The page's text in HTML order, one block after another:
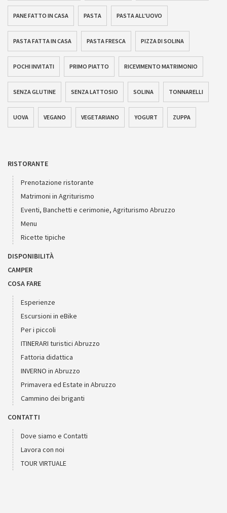
PANE FATTO IN CASA PASTA PASTA ALL'UOVO
PASTA FATTA IN CASA PASTA FRESCA PIZZA DI SOLINA
POCHI INVITATI PRIMO PIATTO RICEVIMENTO MATRIMONIO
SENZA GLUTINE SENZA LATTOSIO SOLINA TONNARELLI
UOVA VEGANO VEGETARIANO YOGURT ZUPPA
RISTORANTE
Prenotazione ristorante
Matrimoni in Agriturismo
Eventi, Banchetti e cerimonie, Agriturismo Abruzzo
Menu
Ricette tipiche
DISPONIBILITÀ
CAMPER
COSA FARE
Esperienze
Escursioni in eBike
Per i piccoli
ITINERARI turistici Abruzzo
Fattoria didattica
INVERNO in Abruzzo
Primavera ed Estate in Abruzzo
Cammino dei briganti
CONTATTI
Dove siamo e Contatti
Lavora con noi
TOUR VIRTUALE